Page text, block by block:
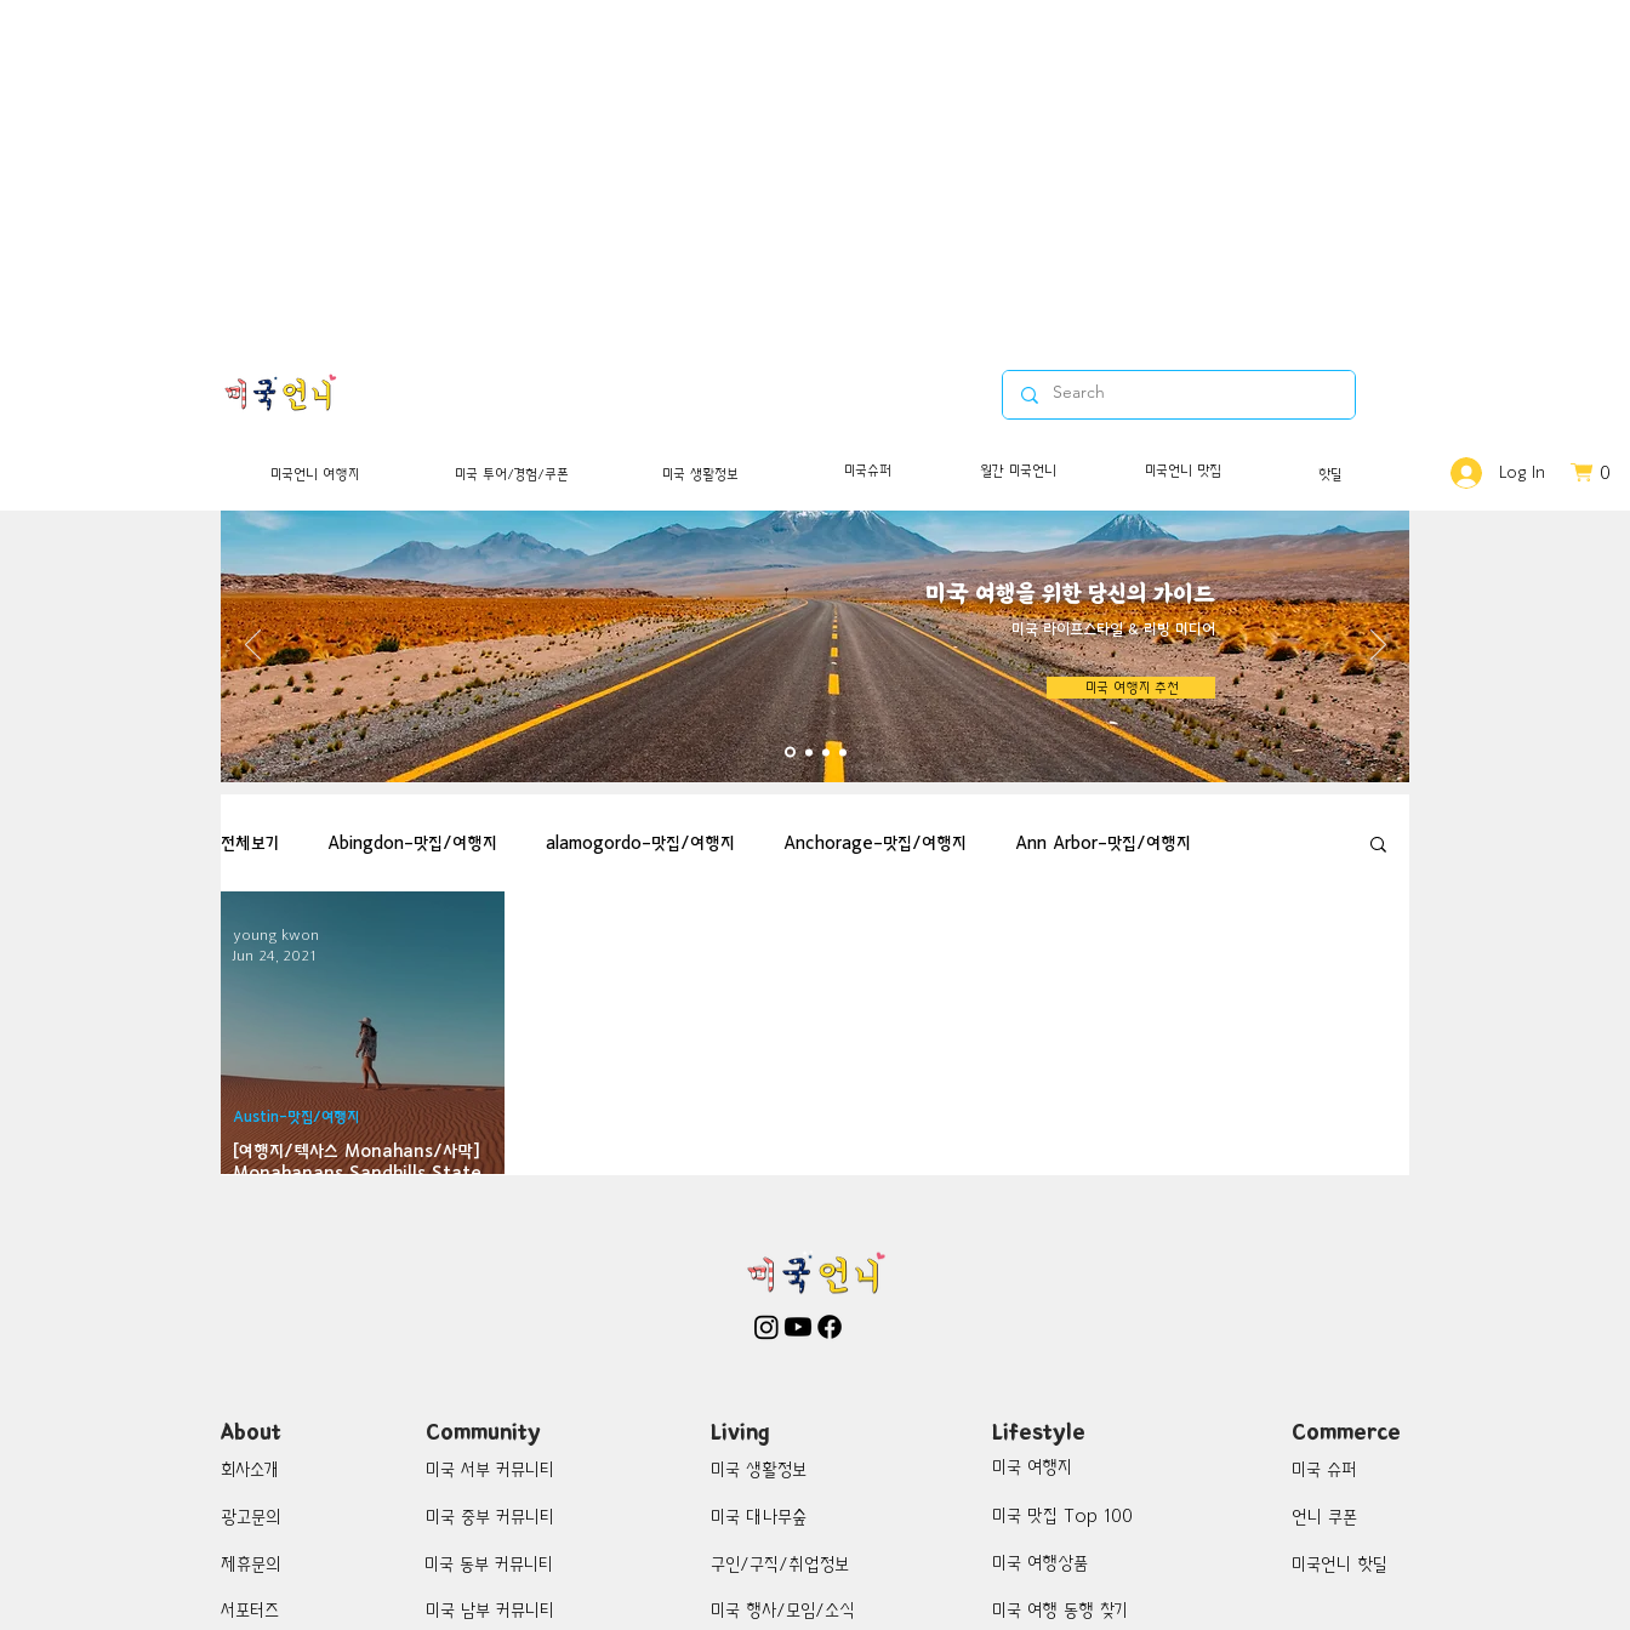
미국 여행을 위한 당신의 가이드
​미국 라이프스타일 & 리빙 미디어
미국 여행지 추천
전체보기 Abingdon-맛집/여행지 alamogordo-맛집/여행지 Anchorage-맛집/여행지 Ann Arbor-맛집/여행지
Arlington-맛집/여행지
Badlands-맛집/여행지
Bloomfield-맛집/여행지 Bloomington-맛집/여행지
Cambridge-맛집/여행지
Cascade Locks-맛집/여행지 Centerport-맛집/여행지
[여행지/텍사스 Monahans/사막]
Monahanans Sandhills State
Austin-맛집/여행지
young kwon
Jun 24, 2021
미국언니 여행지 미국 투어/경험/쿠폰 미국 생활정보 미국슈퍼 월간 미국언니 미국언니 맛집 핫딜 Log In 0
About
회사소개
광고문의
제휴문의
서포터즈
Community
미국 서부 커뮤니티
미국 중부 커뮤니티
미국 동부 커뮤니티
미국 남부 커뮤니티
Living
미국 생활정보
미국 대나무숲
구인/구직/취업정보
미국 행사/모임/소식
Lifestyle
미국 여행지
미국 맛집 Top 100
미국 여행상품
미국 여행 동행 찾기
Commerce
미국 슈퍼
언니 쿠폰
미국언니 핫딜